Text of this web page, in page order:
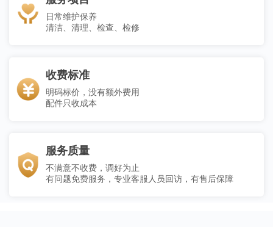
日常维护保养
清洁、清理、检查、检修
收费标准
明码标价，没有额外费用
配件只收成本
服务质量
不满意不收费，调好为止
有问题免费服务，专业客服人员回访，有售后保障